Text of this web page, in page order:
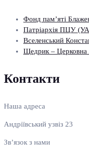
Фонд пам’яті
Патріархія ПЦУ
Вселенський
Щедрик – Церковна
Контакти
Наша адреса
Андріївський узвіз 23
Зв’язок з нами